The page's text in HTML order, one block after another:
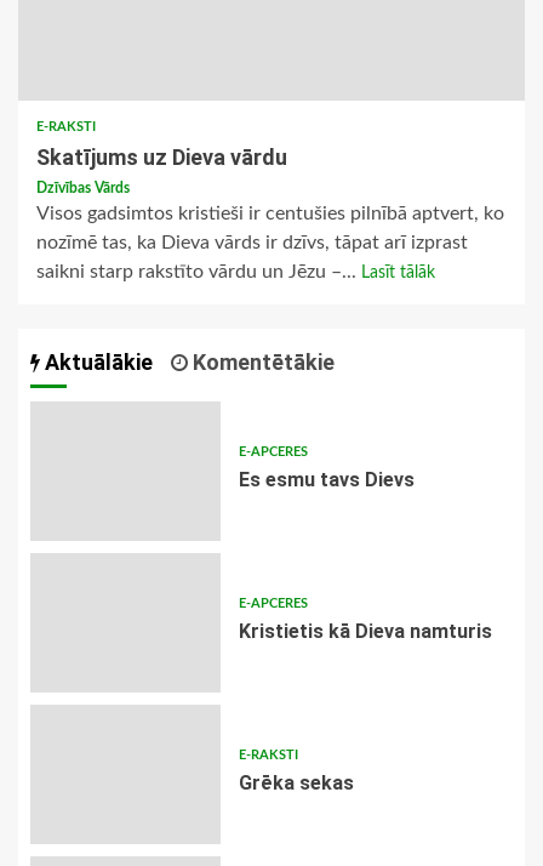
E-RAKSTI
Skatījums uz Dieva vārdu
Dzīvības Vārds
Visos gadsimtos kristieši ir centušies pilnībā aptvert, ko
nozīmē tas, ka Dieva vārds ir dzīvs, tāpat arī izprast
saikni starp rakstīto vārdu un Jēzu –... Lasīt tālāk
Aktuālākie Komentētākie
E-APCERES
Es esmu tavs Dievs
E-APCERES
Kristietis kā Dieva namturis
E-RAKSTI
Grēka sekas